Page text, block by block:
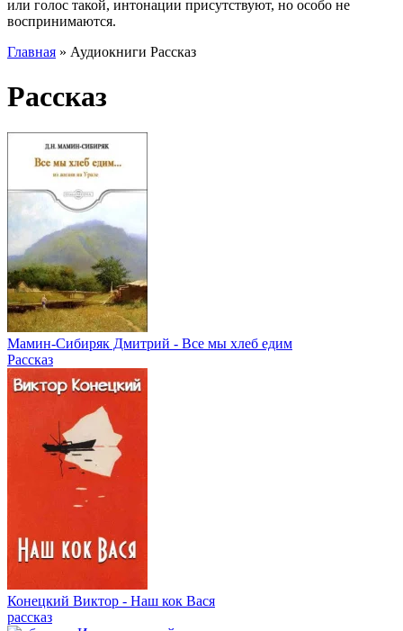
или голос такой, интонации присутствуют, но особо не
воспринимаются.
Главная » Аудиокниги Рассказ
Рассказ
Мамин-Сибиряк Дмитрий - Все мы хлеб едим
Рассказ
Конецкий Виктор - Наш кок Вася
рассказ